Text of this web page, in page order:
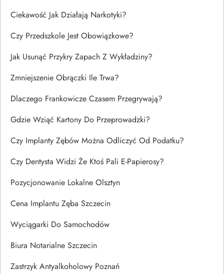
Ciekawość Jak Działają Narkotyki?
Czy Przedszkole Jest Obowiązkowe?
Jak Usunąć Przykry Zapach Z Wykładziny?
Zmniejszenie Obrączki Ile Trwa?
Dlaczego Frankowicze Czasem Przegrywają?
Gdzie Wziąć Kartony Do Przeprowadzki?
Czy Implanty Zębów Można Odliczyć Od Podatku?
Czy Dentysta Widzi Że Ktoś Pali E-Papierosy?
Pozycjonowanie Lokalne Olsztyn
Cena Implantu Zęba Szczecin
Wyciągarki Do Samochodów
Biura Notarialne Szczecin
Zastrzyk Antyalkoholowy Poznań